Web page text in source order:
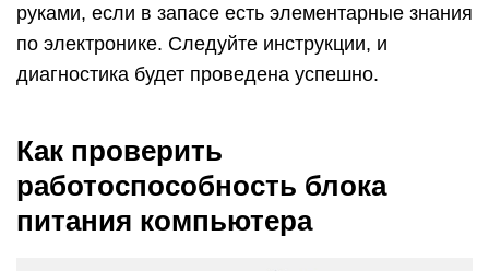
руками, если в запасе есть элементарные знания
по электронике. Следуйте инструкции, и
диагностика будет проведена успешно.
Как проверить
работоспособность блока
питания компьютера